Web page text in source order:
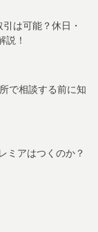
は可能？休日・
説！
で相談する前に知
ミアはつくのか？